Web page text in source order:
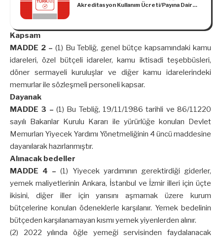
Akreditasyon Kullanım Ücreti/Payına Dair
Kapsam
MADDE 2 – (1) Bu Tebliğ, genel bütçe kapsamındaki kamu
idareleri, özel bütçeli idareler, kamu iktisadi teşebbüsleri,
döner sermayeli kuruluşlar ve diğer kamu idarelerindeki
memurlar ile sözleşmeli personeli kapsar.
Dayanak
MADDE 3 – (1) Bu Tebliğ, 19/11/1986 tarihli ve 86/11220
sayılı Bakanlar Kurulu Kararı ile yürürlüğe konulan Devlet
Memurları Yiyecek Yardımı Yönetmeliğinin 4 üncü maddesine
dayanılarak hazırlanmıştır.
Alınacak bedeller
MADDE 4 –(1) Yiyecek yardımının gerektirdiği giderler,
yemek maliyetlerinin Ankara, İstanbul ve İzmir illeri için üçte
ikisini, diğer iller için yarısını aşmamak üzere kurum
bütçelerine konulan ödeneklerle karşılanır. Yemek bedelinin
bütçeden karşılanamayan kısmı yemek yiyenlerden alınır.
(2) 2022 yılında öğle yemeği servisinden faydalanacak